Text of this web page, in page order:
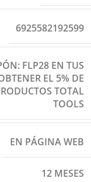
6925582192599
FLP28 EN TUS
EL 5% DE
TOTAL
TOOLS
EN PÁGINA WEB
12 MESES